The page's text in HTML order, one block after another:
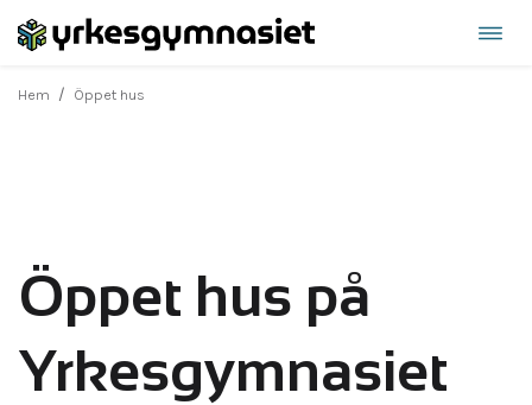
Hoppa
innehåll
Hem / Öppet hus
Öppet hus på
Yrkesgymnasiet